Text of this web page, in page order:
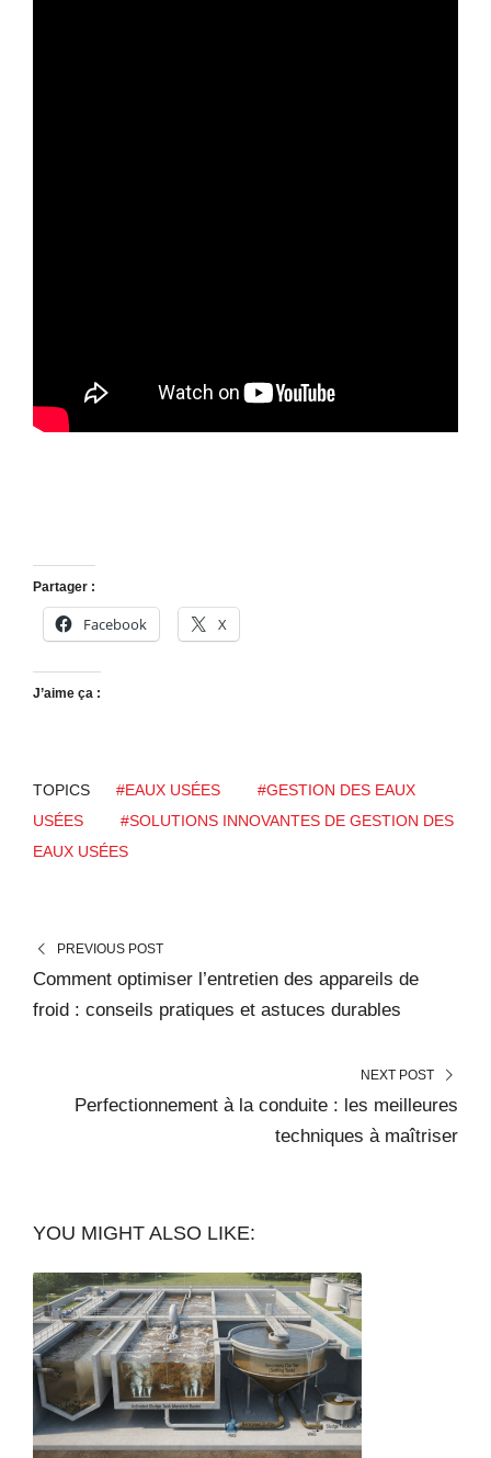
Partager :
Facebook X
J’aime ça :
TOPICS #EAUX USÉES
#GESTION DES EAUX
USÉES
#SOLUTIONS INNOVANTES DE GESTION DES
EAUX USÉES
PREVIOUS POST
Comment optimiser l’entretien des appareils de
froid : conseils pratiques et astuces durables
NEXT POST
Perfectionnement à la conduite : les meilleures
techniques à maîtriser
YOU MIGHT ALSO LIKE: